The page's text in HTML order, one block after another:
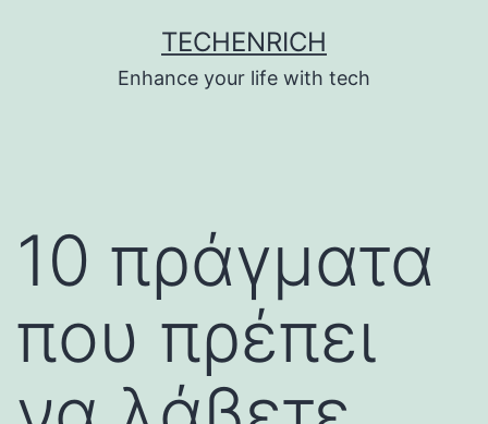
TECHENRICH
Enhance your life with tech
10 πράγματα
που πρέπει